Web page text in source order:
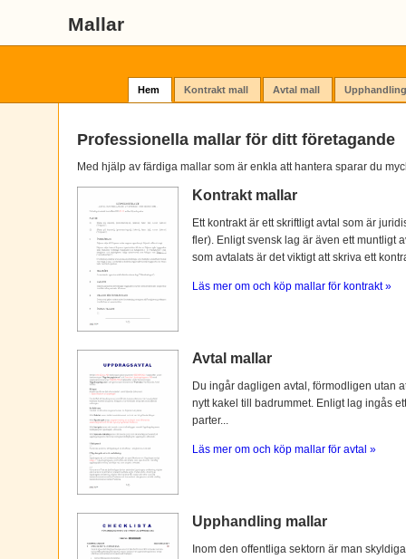
Mallar
Hem Kontrakt mall Avtal mall
Professionella mallar för ditt företagande
Med hjälp av färdiga mallar som är enkla att hantera sparar du
Kontrakt mallar
Ett kontrakt är ett skriftligt avtal som är
fler). Enligt svensk lag är även ett muntligt
som avtalats är det viktigt att skriva ett
Läs mer om och köp mallar för kontrakt »
Avtal mallar
Du ingår dagligen avtal, förmodligen utan
nytt kakel till badrummet. Enligt lag ingås
parter...
Läs mer om och köp mallar för avtal »
Upphandling mallar
Inom den offentliga sektorn är man